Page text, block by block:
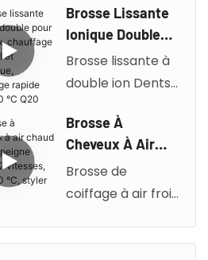
deux vitesses,
1 000 W, convient
à tous les types
de cheveux, arrêt
après 60 minutes,
tension globale.
Lissage,
Bouclage, 100-
240 V, Q768
automatique,
utilisation
humide/sèche,
rotation
W, double
contrôle de
température,
démêlage en 60
globale, Q786
Brosse Lissante
Ionique Double
Pour Cheveux,
Chauffage En
Céramique,
Chauffage
Rapide 160-230
°C Q20
Brosse lissante à
double ion Dents
densité/concepti
on anti-brûlure
Plage de
température
230°C Chauffage
Brosse À
Cheveux À Air
Chaud Et Froid,
Peigne Mobile, 2
°C, Styler Q19
Brosse de
coiffage à air froid